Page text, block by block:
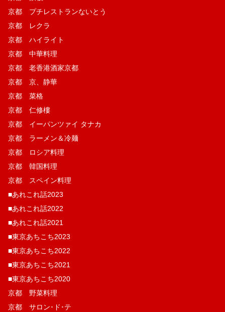
京都 プチレストランないとう
京都 レクラ
京都 ハイライト
京都 中華料理
京都 老香港酒家京都
京都 京、静華
京都 菜格
京都 仁修樓
京都 イーパンツァイ タナカ
京都 ラーメン＆冷麺
京都 ロシア料理
京都 韓国料理
京都 スペイン料理
■あれこれ話2023
■あれこれ話2022
■あれこれ話2021
■東京あちこち2023
■東京あちこち2022
■東京あちこち2021
■東京あちこち2020
京都 野菜料理
京都 サロン･ド･テ